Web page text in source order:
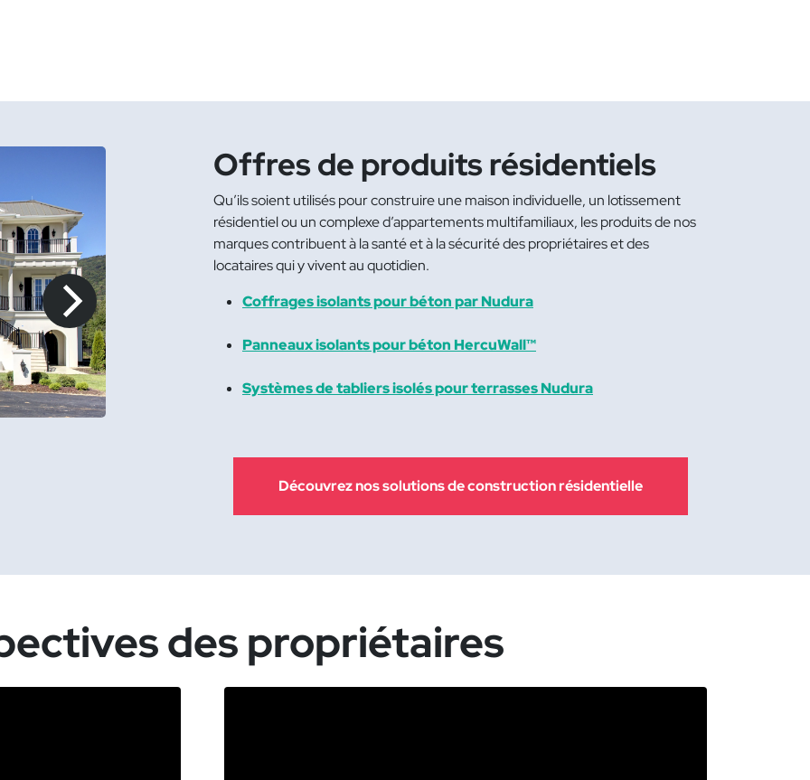
Offres de produits résidentiels
Qu’ils soient utilisés pour construire une maison individuelle, un lotissement
résidentiel ou un complexe d’appartements multifamiliaux, les produits de nos
marques contribuent à la santé et à la sécurité des propriétaires et des
locataires qui y vivent au quotidien.
Coffrages isolants pour béton par Nudura
Panneaux isolants pour béton HercuWall™
Systèmes de tabliers isolés pour terrasses Nudura
Découvrez nos solutions de construction résidentielle
des propriétaires